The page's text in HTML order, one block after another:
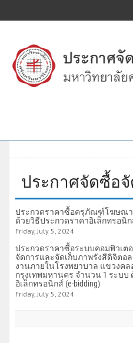
ประกาศจัดซื้อ
ประกวดราคาซื้อครุภัณฑ์โฆษณา
ด้วยวิธีประกวดราคาอิเล็กทรอนิก
Friday, July 5, 2024
ประกวดราคาซื้อระบบคอมพิวเ
จัดการและจัดเก็บภาพรังสีดิจิตอล
งานภายในโรงพยาบาล แขวงคล
กรุงเทพมหานคร จำนวน 1 ระบบ
อิเล็กทรอนิกส์ (e-bidding)
Friday, July 5, 2024